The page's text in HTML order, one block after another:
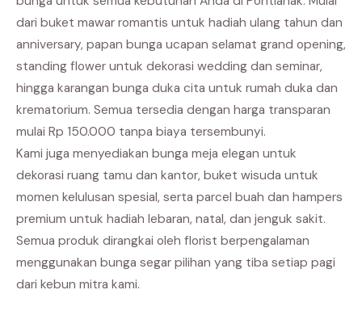
dari buket mawar romantis untuk hadiah ulang tahun dan
anniversary, papan bunga ucapan selamat grand opening,
standing flower untuk dekorasi wedding dan seminar,
hingga karangan bunga duka cita untuk rumah duka dan
krematorium. Semua tersedia dengan harga transparan
mulai Rp 150.000 tanpa biaya tersembunyi.
Kami juga menyediakan bunga meja elegan untuk
dekorasi ruang tamu dan kantor, buket wisuda untuk
momen kelulusan spesial, serta parcel buah dan hampers
premium untuk hadiah lebaran, natal, dan jenguk sakit.
Semua produk dirangkai oleh florist berpengalaman
menggunakan bunga segar pilihan yang tiba setiap pagi
dari kebun mitra kami.